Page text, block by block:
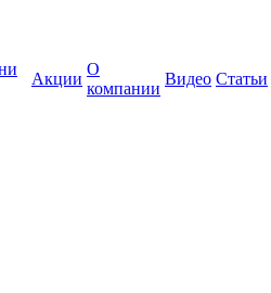
Акции
О
компании
Видео Статьи